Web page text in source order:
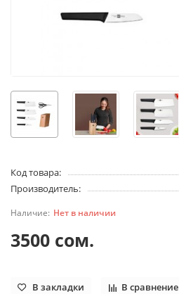
Код товара:
Производитель:
Нет в наличии
3500 сом.
В закладки В сравнение